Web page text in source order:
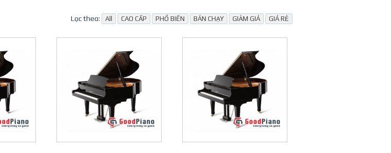
Lọc theo: All CAO CẤP PHỔ BIẾN BÁN CHẠY GIẢM GIÁ GIÁ RẺ